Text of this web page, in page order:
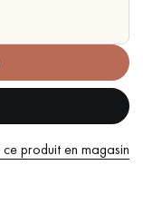
appelle
produit en magasin